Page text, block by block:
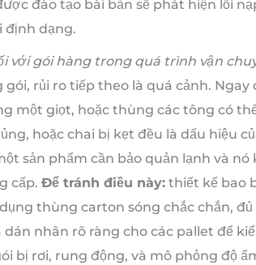
đào tạo bài bản sẽ phát hiện lỗi
định dạng.
với gói hàng trong quá trình vận
gói, rủi ro tiếp theo là quá cảnh. Ngay
một giọt, hoặc thùng các tông có
hoặc chai bị kẹt đều là dấu hiệu
sản phẩm cần bảo quản lạnh và
cấp. Để tránh điều này: thiết kế bao
thùng carton sóng chắc chắn, đủ
nhãn rõ ràng cho các pallet để
bị rơi, rung động, và mô phỏng độ